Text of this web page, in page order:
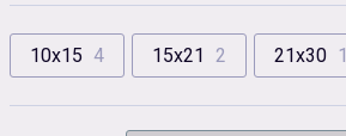
Аксессуары
10х15 4 15х21 2 21х30